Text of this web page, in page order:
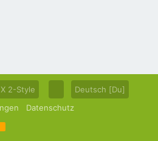
2-Style
Deutsch [Du]
Datenschutz
R
S